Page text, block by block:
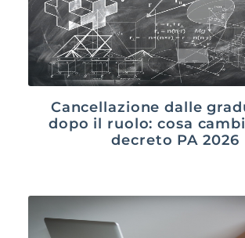
Cancellazione dalle
dopo il ruolo: cosa
decreto PA 2026